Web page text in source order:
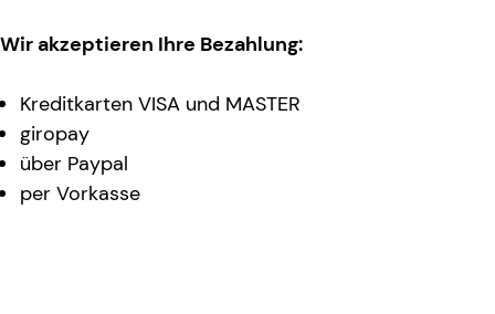
Wir akzeptieren Ihre Bezahlung:
Kreditkarten VISA und MASTER
giropay
über Paypal
per Vorkasse